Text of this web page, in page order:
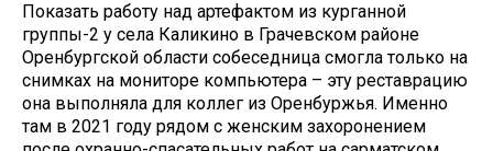
Показать работу над артефактом из курганной
группы-2 у села Каликино в Грачевском районе
Оренбургской области собеседница смогла только на
снимках на мониторе компьютера – эту реставрацию
она выполняла для коллег из Оренбуржья. Именно
там в 2021 году рядом с женским захоронением